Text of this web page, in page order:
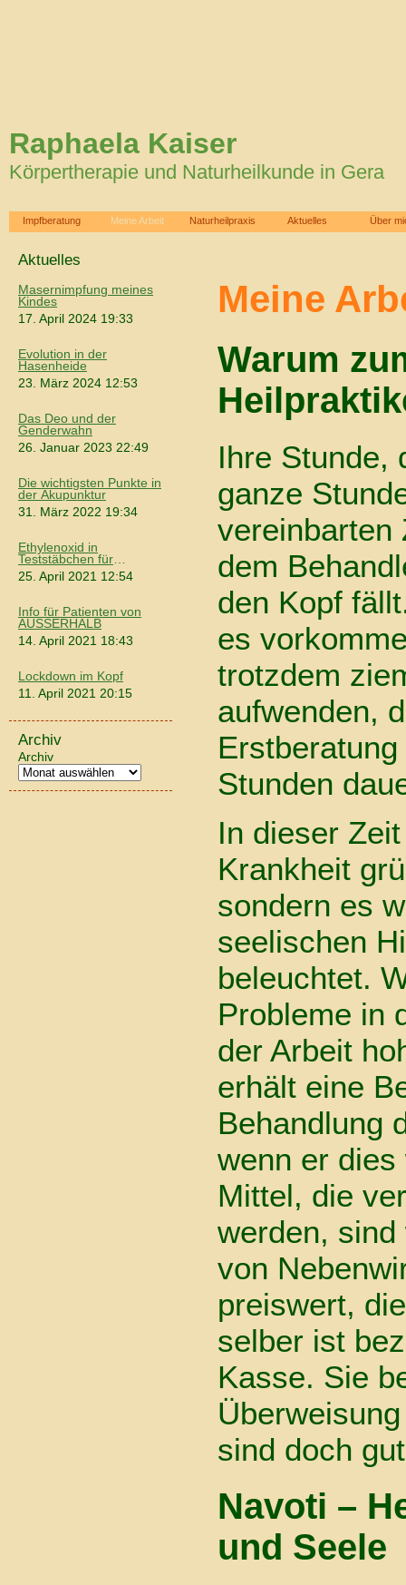
Raphaela Kaiser
Körpertherapie und Naturheilkunde in Gera
Impfberatung Meine Arbeit Naturheilpraxis Aktuelles Über
Aktuelles
Masernimpfung meines
Kindes
17. April 2024 19:33
Evolution in der
Hasenheide
23. März 2024 12:53
Das Deo und der
Genderwahn
26. Januar 2023 22:49
Die wichtigsten Punkte in
der Akupunktur
31. März 2022 19:34
Ethylenoxid in
Teststäbchen für
Coronatests
25. April 2021 12:54
Info für Patienten von
AUSSERHALB
14. April 2021 18:43
Lockdown im Kopf
11. April 2021 20:15
Archiv
Archiv
Meine
Warum
Ihre Stunde,
ganze
vereinbarten
dem
den Kopf
es
trotzdem
aufwenden,
Stunden
In dieser
Krankheit
sondern es
seelischen
beleuchtet.
Probleme in
der Arbeit
erhält eine
Behandlung
wenn er
Mittel, die
werden,
von
preiswert,
selber ist
Kasse. Sie
sind doch
Navoti –
und Seele